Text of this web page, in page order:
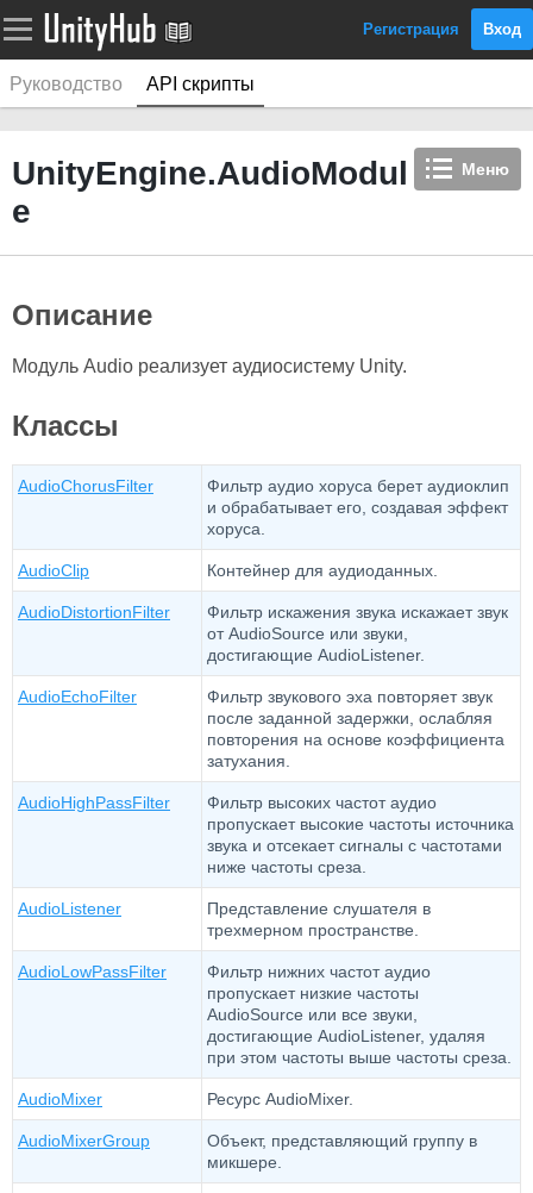
Регистрация Вход
Руководство API скрипты
Меню
UnityEngine.AudioModul
e
Описание
Модуль Audio реализует аудиосистему Unity.
Классы
AudioChorusFilter
Фильтр аудио хоруса берет аудиоклип
и обрабатывает его, создавая эффект
хоруса.
AudioClip Контейнер для аудиоданных.
AudioDistortionFilter
Фильтр искажения звука искажает звук
от AudioSource или звуки,
достигающие AudioListener.
AudioEchoFilter
Фильтр звукового эха повторяет звук
после заданной задержки, ослабляя
повторения на основе коэффициента
затухания.
AudioHighPassFilter
Фильтр высоких частот аудио
пропускает высокие частоты источника
звука и отсекает сигналы с частотами
ниже частоты среза.
AudioListener
Представление слушателя в
трехмерном пространстве.
AudioLowPassFilter
Фильтр нижних частот аудио
пропускает низкие частоты
AudioSource или все звуки,
достигающие AudioListener, удаляя
при этом частоты выше частоты среза.
AudioMixer Ресурс AudioMixer.
AudioMixerGroup
Объект, представляющий группу в
микшере.